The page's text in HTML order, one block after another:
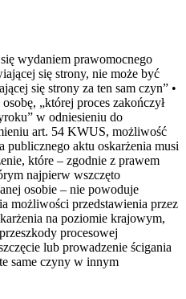
wydaniem prawomocnego
się strony, nie może być
się strony za ten sam czyn” •
„której proces zakończył
w odniesieniu do
art. 54 KWUS, możliwość
publicznego aktu oskarżenia musi
które – zgodnie z prawem
najpierw wszczęto
osobie – nie powoduje
możliwości przedstawienia przez
na poziomie krajowym,
procesowej
lub prowadzenie ścigania
same czyny w innym